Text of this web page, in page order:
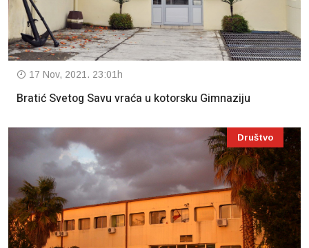
17 Nov, 2021. 23:01h
Bratić Svetog Savu vraća u kotorsku Gimnaziju
Društvo